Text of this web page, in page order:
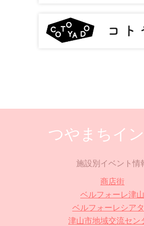
つやまちイ
施設別イベント情
商店街
ベルフォーレ津山
ベルフォーレシア
津山市地域交流セン